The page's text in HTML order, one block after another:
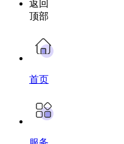
返回
顶部
首页